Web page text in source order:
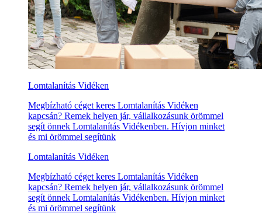
Lomtalanítás Vidéken
Megbízható céget keres Lomtalanítás Vidéken
kapcsán? Remek helyen jár, vállalkozásunk örömmel
segít önnek Lomtalanítás Vidékenben. Hívjon minket
és mi örömmel segítünk
Lomtalanítás Vidéken
Megbízható céget keres Lomtalanítás Vidéken
kapcsán? Remek helyen jár, vállalkozásunk örömmel
segít önnek Lomtalanítás Vidékenben. Hívjon minket
és mi örömmel segítünk